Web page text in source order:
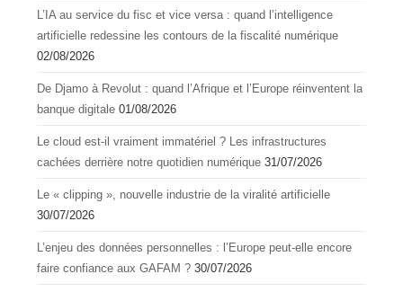
L’IA au service du fisc et vice versa : quand l’intelligence
artificielle redessine les contours de la fiscalité numérique
02/08/2026
De Djamo à Revolut : quand l’Afrique et l’Europe réinventent la
banque digitale 01/08/2026
Le cloud est-il vraiment immatériel ? Les infrastructures
cachées derrière notre quotidien numérique 31/07/2026
Le « clipping », nouvelle industrie de la viralité artificielle
30/07/2026
L’enjeu des données personnelles : l’Europe peut-elle encore
faire confiance aux GAFAM ? 30/07/2026